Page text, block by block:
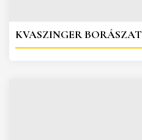
KVASZINGER BORÁSZAT